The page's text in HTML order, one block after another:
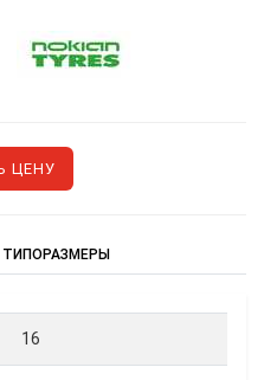
ЦЕНУ
ТИПОРАЗМЕРЫ
16